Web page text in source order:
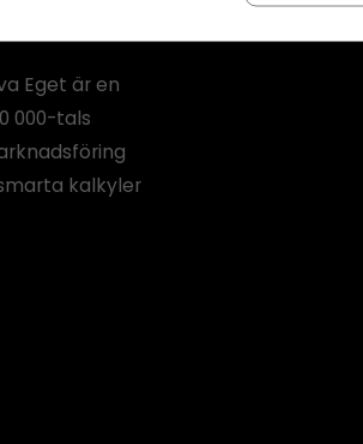
Eget är en
000-tals
kalkyler